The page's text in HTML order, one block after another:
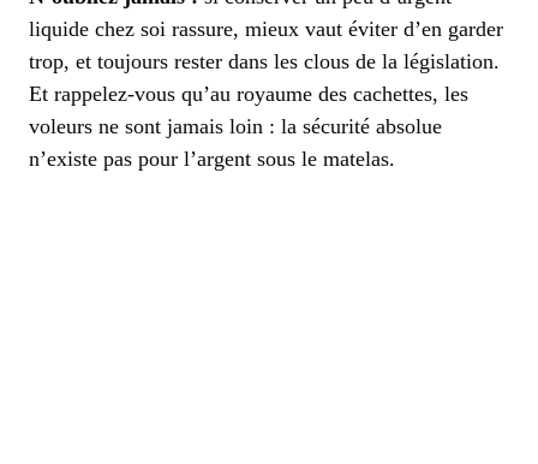
liquide chez soi rassure, mieux vaut éviter d’en garder
trop, et toujours rester dans les clous de la législation.
Et rappelez-vous qu’au royaume des cachettes, les
voleurs ne sont jamais loin : la sécurité absolue
n’existe pas pour l’argent sous le matelas.